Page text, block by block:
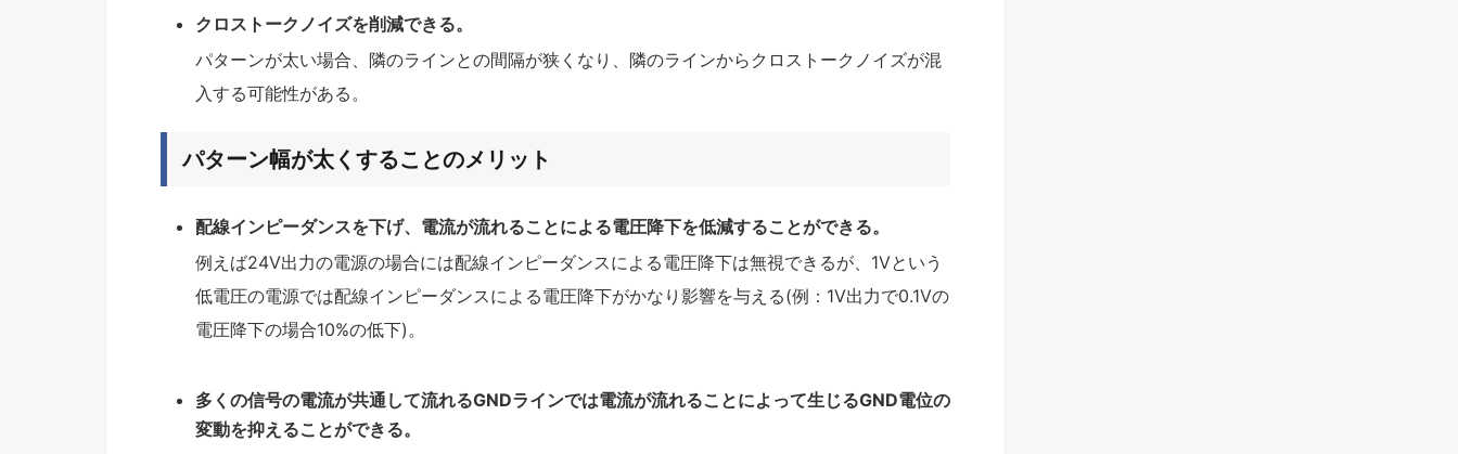
クロストークノイズを削減できる。
パターンが太い場合、隣のラインとの間隔が狭くなり、隣のラインからクロストークノイズが混
入する可能性がある。
パターン幅が太くすることのメリット
配線インピーダンスを下げ、電流が流れることによる電圧降下を低減することができる。
例えば24V出力の電源の場合には配線インピーダンスによる電圧降下は無視できるが、1Vという
低電圧の電源では配線インピーダンスによる電圧降下がかなり影響を与える(例：1V出力で0.1Vの
電圧降下の場合10%の低下)。
多くの信号の電流が共通して流れるGNDラインでは電流が流れることによって生じるGND電位の
変動を抑えることができる。